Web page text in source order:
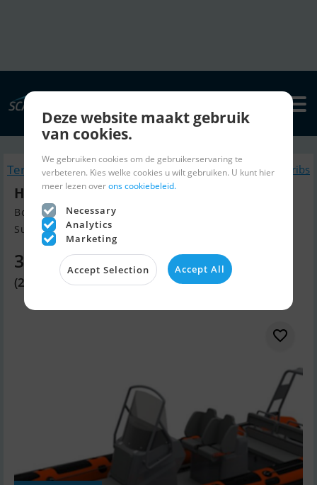
Terug naar zoeken Soortgelijk Rubberboten en ribs
Highfield Patrol 660
Bouw jaar 2025, Rubberboten en ribs te koop
Sunds, Denemarken
33.210 EUR
(247.900 DKK)
Deze website maakt gebruik
van cookies.
We gebruiken cookies om de gebruikerservaring te
verbeteren. Kies welke cookies u wilt gebruiken. U kunt hier
meer lezen overons cookiebeleid.
Necessary
Analytics
Marketing
Accept Selection Accept All